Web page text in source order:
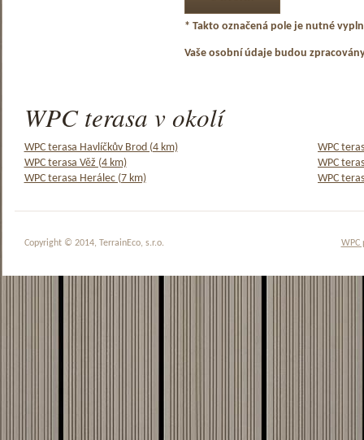
* Takto označená pole je nutné
Vaše osobní údaje budou
WPC terasa v okolí
WPC terasa Havlíčkův Brod (4 km)
WPC
WPC terasa Věž (4 km)
WPC
WPC terasa Herálec (7 km)
WPC
WPC
Copyright © 2014, TerrainEco, s.r.o.